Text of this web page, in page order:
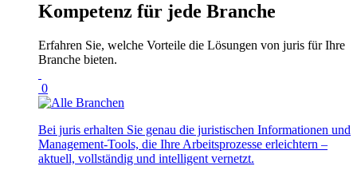
Kompetenz für jede Branche
Erfahren Sie, welche Vorteile die Lösungen von juris für Ihre
Branche bieten.
0
Bei juris erhalten Sie genau die juristischen Informationen und
Management-Tools, die Ihre Arbeitsprozesse erleichtern –
aktuell, vollständig und intelligent vernetzt.